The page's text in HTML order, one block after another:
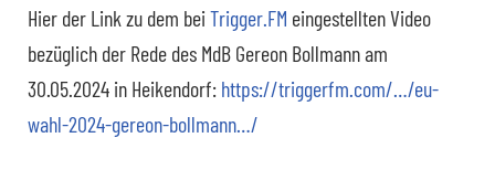
Hier der Link zu dem bei Trigger.FM eingestellten Video
bezüglich der Rede des MdB Gereon Bollmann am
30.05.2024 in Heikendorf: https://triggerfm.com/…/eu-
wahl-2024-gereon-bollmann…/